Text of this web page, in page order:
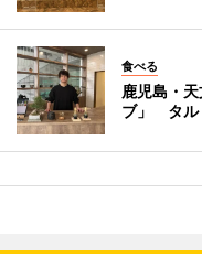
食べる
鹿児島・
ブ」 タル